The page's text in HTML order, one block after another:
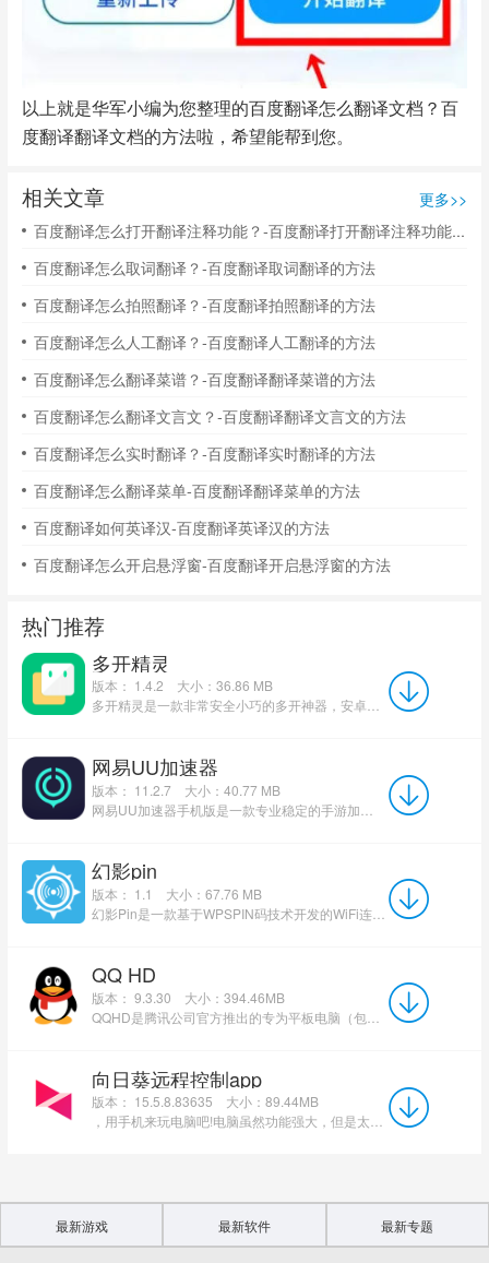
以上就是华军小编为您整理的百度翻译怎么翻译文档？百
度翻译翻译文档的方法啦，希望能帮到您。
相关文章 更多>>
百度翻译怎么打开翻译注释功能？-百度翻译打开翻译注释功能的方法
百度翻译怎么取词翻译？-百度翻译取词翻译的方法
百度翻译怎么拍照翻译？-百度翻译拍照翻译的方法
百度翻译怎么人工翻译？-百度翻译人工翻译的方法
百度翻译怎么翻译菜谱？-百度翻译翻译菜谱的方法
百度翻译怎么翻译文言文？-百度翻译翻译文言文的方法
百度翻译怎么实时翻译？-百度翻译实时翻译的方法
百度翻译怎么翻译菜单-百度翻译翻译菜单的方法
百度翻译如何英译汉-百度翻译英译汉的方法
百度翻译怎么开启悬浮窗-百度翻译开启悬浮窗的方法
热门推荐
多开精灵
版本： 1.4.2
大小：36.86 MB
多开精灵是一款非常安全小巧的多开神器，安卓端应用分身多开工具，依托沙盒独立隔离、低内存流畅运行两大特色...
网易UU加速器
版本： 11.2.7
大小：40.77 MB
幻影pin
版本： 1.1
大小：67.76 MB
幻影Pin是一款基于WPSPIN码技术开发的WiFi连接管理工具，采用自主研发的Pin连接核心（非开源Reaver项目），通过...
QQ HD
版本： 9.3.30
大小：394.46MB
QQHD是腾讯公司官方推出的专为平板电脑（包括Androidpad和ipad）用户提供一站式服务的社交化平台。QQHD产...
向日葵远程控制app
版本： 15.5.8.83635
大小：89.44MB
最新游戏 最新软件 最新专题